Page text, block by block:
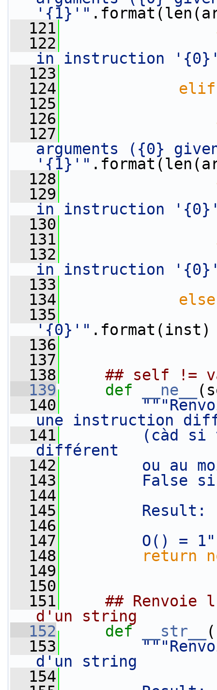
'{1}'"
  121
  122
in instruction
  123
  124
elif
  125
  126
  127
arguments ({0}
'{1}'"
  128
  129
in instruction
  130
  131
  132
in instruction
  133
  134
else
  135
'{0}'" .format(inst)
  136
  137
  138
## self !=
  139
def __ne__
  140
une instruction
  141
(càd si
différent
  142
ou au
  143
False
  144
  145
Result:
  146
  147
O() =
  148
return
  149
  150
  151
## Renvoie
d'un string
  152
def __str__
  153
d'un string
  154